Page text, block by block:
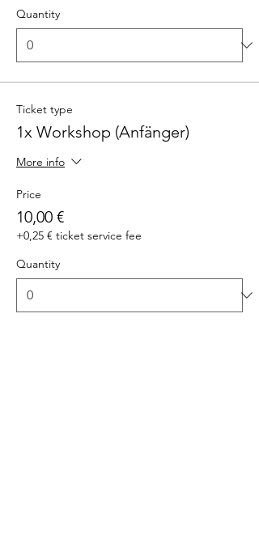
Quantity
Ticket type
1x Workshop (Anfänger)
More info
Price
10,00 €
+0,25 € ticket service fee
Quantity